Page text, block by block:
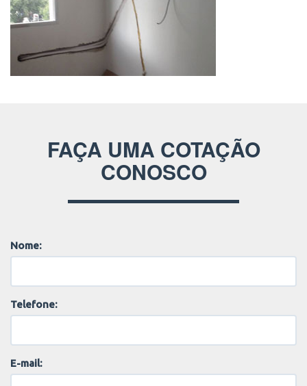
FAÇA UMA COTAÇÃO
CONOSCO
Nome:
Telefone:
E-mail: